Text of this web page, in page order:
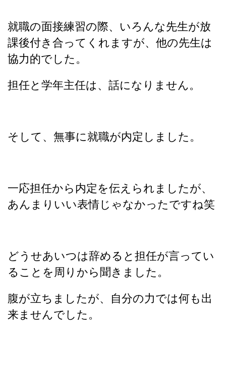
就職の面接練習の際、いろんな先生が放
課後付き合ってくれますが、他の先生は
協力的でした。
担任と学年主任は、話になりません。
そして、無事に就職が内定しました。
一応担任から内定を伝えられましたが、
あんまりいい表情じゃなかったですね笑
どうせあいつは辞めると担任が言ってい
ることを周りから聞きました。
腹が立ちましたが、自分の力では何も出
来ませんでした。